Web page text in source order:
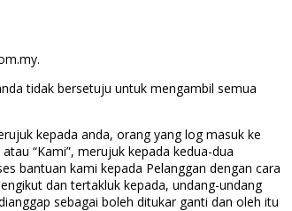
tidak bersetuju untuk mengambil semua
kepada anda, orang yang log masuk ke
“Kami”, merujuk kepada kedua-dua
bantuan kami kepada Pelanggan dengan cara
dan tertakluk kepada, undang-undang
sebagai boleh ditukar ganti dan oleh itu